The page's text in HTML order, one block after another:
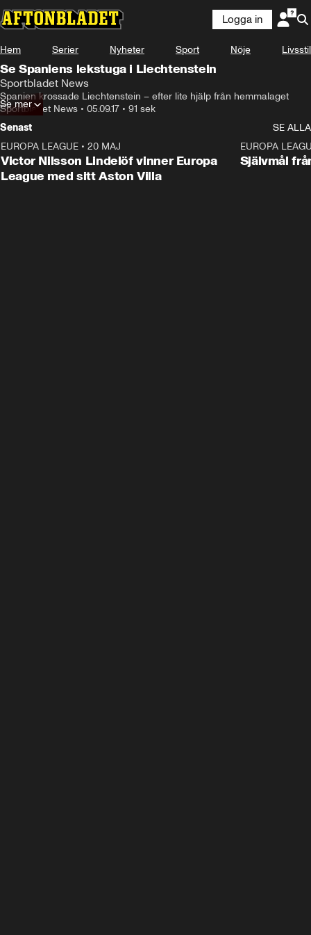
Logga in
Hem Serier Nyheter Sport Nöje Livsstil
Se Spaniens lekstuga i Liechtenstein
Sportbladet News
Spanien krossade Liechtenstein – efter lite hjälp från hemmalaget
Sportbladet News • 05.09.17 • 91 sek
Se mer
Senast
SE ALLA
EUROPA LEAGUE • 20 MAJ
Victor Nilsson Lindelöf vinner Europa
League med sitt Aston Villa
EUROPA
Självmål